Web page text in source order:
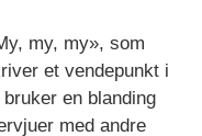
my, my», som
et vendepunkt i
en blanding
med andre